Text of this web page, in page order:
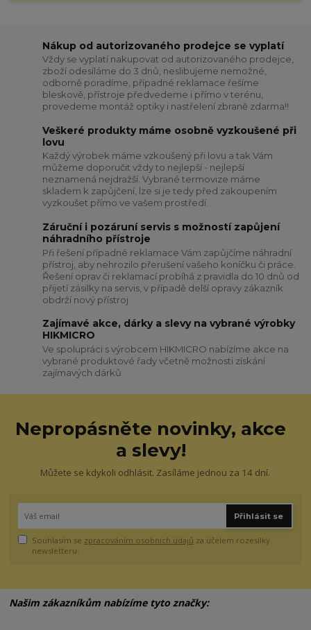
Nákup od autorizovaného prodejce se vyplatí
Vždy se vyplatí nakupovat od autorizovaného prodejce,
zboží odesíláme do 3 dnů, neslibujeme nemožné,
odborně poradíme, případné reklamace řešíme
bleskově, přístroje předvedeme i přímo v terénu,
provedeme montáž optiky i nastřelení zbraně zdarma!!
Veškeré produkty máme osobně vyzkoušené při
lovu
Každý výrobek máme vzkoušený při lovu a tak Vám
můžeme doporučit vždy to nejlepší - nejlepší
neznamená nejdražší. Vybrané termovize máme
skladem k zapůjčení, lze si je tedy před zakoupením
vyzkoušet přímo ve vašem prostředí.
Záruční i pozáruní servis s možností zapůjení
náhradního přístroje
Při řešení případné reklamace Vám zapůjčíme náhradní
přístroj, aby nehrozilo přerušení vašeho koníčku či práce.
Řešení oprav či reklamací probíhá z pravidla do 10 dnů od
přijetí zásilky na servis, v případě delší opravy zákazník
obdrží nový přístroj
Zajímavé akce, dárky a slevy na vybrané výrobky
HIKMICRO
Ve spolupráci s výrobcem HIKMICRO nabízíme akce na
vybrané produktové řady včetně možnosti získání
zajímavých dárků
Nepropásněte novinky, akce
a slevy!
Můžete se kdykoli odhlásit. Zasíláme jednou za 14 dní.
Přihlásit se
Souhlasím se zpracováním osobních údajů za účelem rozesílky
newsletteru.
Našim zákazníkům nabízíme tyto značky: